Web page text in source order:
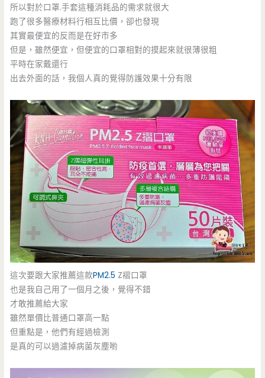
所以對於口罩.手套這種消耗品的需求就很大
跑了很多醫療材料行相互比價，卻也發現
其實最便宜的反而是在好市多
但是，雖然便宜，但便宜的口罩相對的摸起來就很薄很粗
平時在家戴還行
出去外面的話，我個人真的覺得防護效果十分有限
這次要跟大家推薦這款PM2.5 Z褶口罩
也是我自己用了一個月之後，覺得不錯
才敢推薦給大家
雖然單價比普通口罩高一點
但重點是，他們有經過檢測
是真的可以過濾掉病菌灰塵喲